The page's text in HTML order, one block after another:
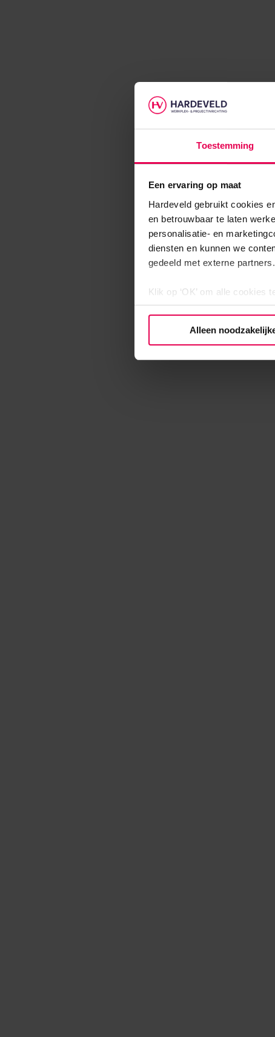
Toestemming
Een ervaring op maat
Hardeveld gebruikt cookies
en betrouwbaar te laten
personalisatie- en
diensten en kunnen we
gedeeld met externe partners.
Klik op ‘OK’ om alle cookies
‘Voorkeuren instellen’ kun
Alleen